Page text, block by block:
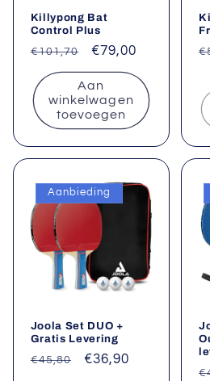
Killypong Bat
Control Plus
Normale
prijs
€101,70 Aanbiedingsprijs
€79,00
Aan
winkelwagen
toevoegen
Aanbieding
Joola Set DUO +
Gratis Levering
Normale
€45,80 Aanbiedingsprijs
€36,90